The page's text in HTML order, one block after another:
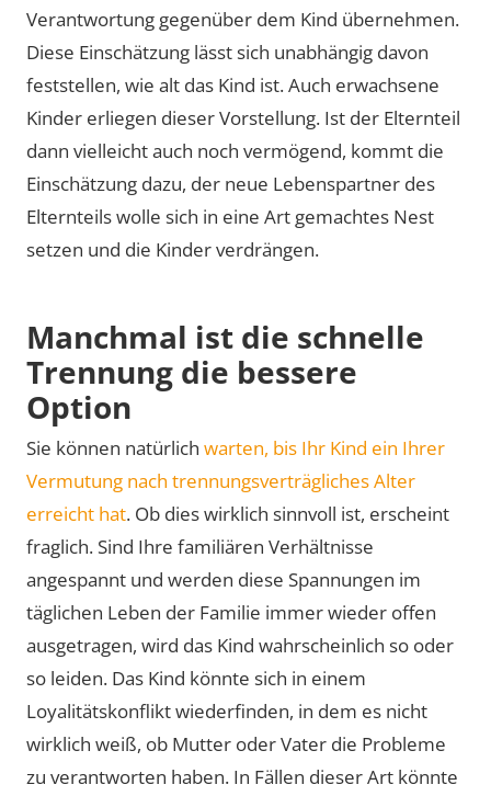
Verantwortung gegenüber dem Kind übernehmen.
Diese Einschätzung lässt sich unabhängig davon
feststellen, wie alt das Kind ist. Auch erwachsene
Kinder erliegen dieser Vorstellung. Ist der Elternteil
dann vielleicht auch noch vermögend, kommt die
Einschätzung dazu, der neue Lebenspartner des
Elternteils wolle sich in eine Art gemachtes Nest
setzen und die Kinder verdrängen.
Manchmal ist die schnelle
Trennung die bessere
Option
Sie können natürlich warten, bis Ihr Kind ein Ihrer
Vermutung nach trennungsverträgliches Alter
erreicht hat. Ob dies wirklich sinnvoll ist, erscheint
fraglich. Sind Ihre familiären Verhältnisse
angespannt und werden diese Spannungen im
täglichen Leben der Familie immer wieder offen
ausgetragen, wird das Kind wahrscheinlich so oder
so leiden. Das Kind könnte sich in einem
Loyalitätskonflikt wiederfinden, in dem es nicht
wirklich weiß, ob Mutter oder Vater die Probleme
zu verantworten haben. In Fällen dieser Art könnte